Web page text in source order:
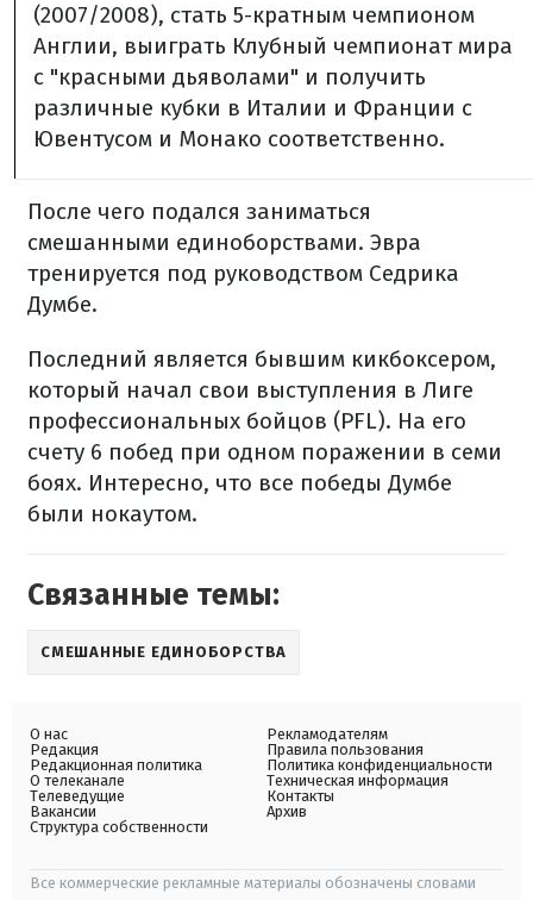
(2007/2008), стать 5-кратным чемпионом
Англии, выиграть Клубный чемпионат мира
с "красными дьяволами" и получить
различные кубки в Италии и Франции с
Ювентусом и Монако соответственно.
После чего подался заниматься
смешанными единоборствами. Эвра
тренируется под руководством Седрика
Думбе.
Последний является бывшим кикбоксером,
который начал свои выступления в Лиге
профессиональных бойцов (PFL). На его
счету 6 побед при одном поражении в семи
боях. Интересно, что все победы Думбе
были нокаутом.
Связанные темы:
СМЕШАННЫЕ ЕДИНОБОРСТВА
О нас
Редакция
Редакционная политика
О телеканале
Телеведущие
Вакансии
Структура собственности
Рекламодателям
Правила пользования
Политика конфиденциальности
Техническая информация
Контакты
Архив
Все коммерческие рекламные материалы обозначены словами